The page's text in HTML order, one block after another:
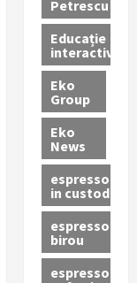
Petrescu
Educație
interactivă
Eko
Group
Eko
News
espressoare
in custodie
espressor
birou
espressor